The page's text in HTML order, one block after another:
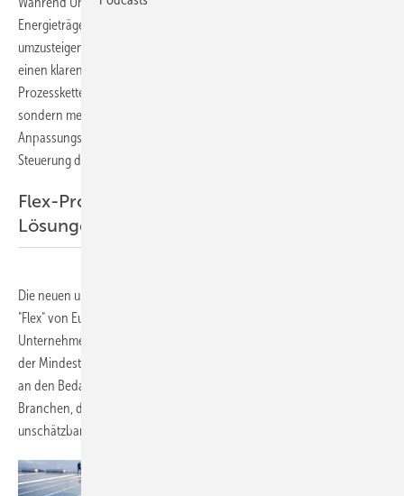
Energieträger zu reduzieren und auf erneuerbare Energien
umzusteigen, erfordert dies Innovation, Anpassungsfähigkeit und
einen klaren Blick für Nachhaltigkeit entlang der gesamten
Prozesskette. Das bedeutet nicht nur ständige Weiterentwicklung,
sondern mehr Flexibilität und eine höhere und schnellere
Anpassungsfähigkeit als früher. Etwa bei der bedarfsgerechten
Steuerung des Fuhrparks: Er muss dynamisch und adaptiv bleiben.
Flex-Produkte bieten bedarfsgerechte
Lösungen
Die neuen und individuell anpassbaren Angebote "SuperFlex" und
"Flex" von Europcar garantieren genau diese Flexibilität. Denn als
Unternehmen profitieren Sie von flexiblen Kündigungsoptionen nach
der Mindestlaufzeit und können so stets Ihre Fuhrparkgröße optimal
an den Bedarf anpassen. Dieser dynamische Ansatz ist für alle
Branchen, die in einem stetig wandelnden Markt operieren, von
unschätzbarem Wert.